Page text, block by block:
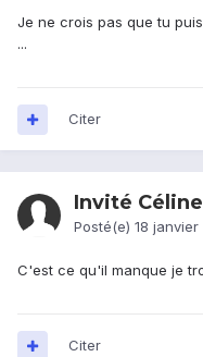
Je ne crois pas que tu
...
Citer
Invité
Posté(e) 18 janvier
C'est ce qu'il manque je
Citer